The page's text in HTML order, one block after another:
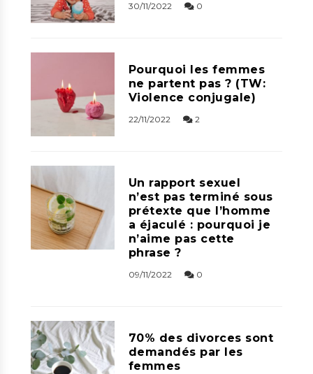
30/11/2022 0
Pourquoi les femmes
ne partent pas ? (TW:
Violence conjugale)
22/11/2022 2
Un rapport sexuel
n’est pas terminé sous
prétexte que l’homme
a éjaculé : pourquoi je
n’aime pas cette
phrase ?
09/11/2022 0
70% des divorces sont
demandés par les
femmes